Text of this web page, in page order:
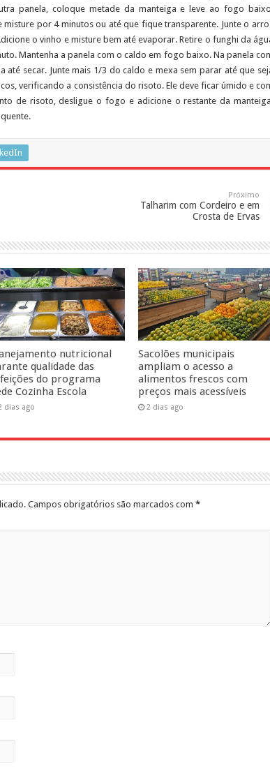
panela, coloque metade da manteiga e leve ao fogo
por 4 minutos ou até que fique transparente. Junte o
o vinho e misture bem até evaporar. Retire o funghi da
Mantenha a panela com o caldo em fogo baixo. Na panela
até secar. Junte mais 1/3 do caldo e mexa sem parar até que
verificando a consistência do risoto. Ele deve ficar úmido e
de risoto, desligue o fogo e adicione o restante da
Próximo
Talharim com Cordeiro e em
Crosta de Ervas
nutricional
qualidade das
do programa
Cozinha Escola
dias ago
Sacolões municipais
ampliam o acesso a
alimentos frescos com
preços mais acessíveis
2 dias ago
Campos obrigatórios são marcados com *